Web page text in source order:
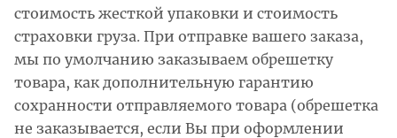
стоимость жесткой упаковки и стоимость
страховки груза. При отправке вашего заказа,
мы по умолчанию заказываем обрешетку
товара, как дополнительную гарантию
сохранности отправляемого товара (обрешетка
не заказывается, если Вы при оформлении